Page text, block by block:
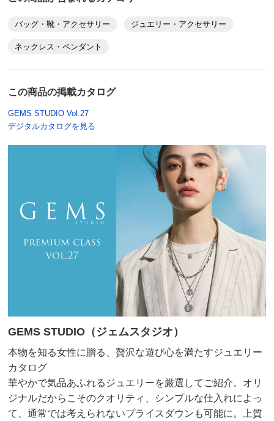
※お届け先が同じであれば複数個ご購入いただいても¥880です。
商品番号 900-J123-08
価格 ¥58,300税込 ¥53,000 税抜
※お届け先が同じであれば複数個ご購入いただいても¥880です。
商品番号 900-J123-09
≪4mm・55cm・12g≫ Atelier Mallet/アトリエマレッ
ト ナバホパール ネックレス
税込 ¥58,000 税抜
送料・送料種
別
基本配送料：¥880
※お届け先が同じであれば複数個ご購入いただいても¥880です。
お支払い方法 送料について
■今回準備数：8～10
■サイズ：
≪8mm・40cm・25g≫約幅8mm・長さ40cm、重量約25g
バッグ・靴・アクセサリー ジュエリー・アクセサリー
ネックレス・ペンダント
この商品の掲載カタログ
GEMS STUDIO Vol.27
デジタルカタログを見る
GEMS STUDIO（ジェムスタジオ）
本物を知る女性に贈る、贅沢な遊び心を満たすジュエリー
カタログ
華やかで気品あふれるジュエリーを厳選してご紹介。オリ
ジナルだからこそのクオリティ、シンプルな仕入れによっ
て、通常では考えられないプライスダウンも可能に。上質